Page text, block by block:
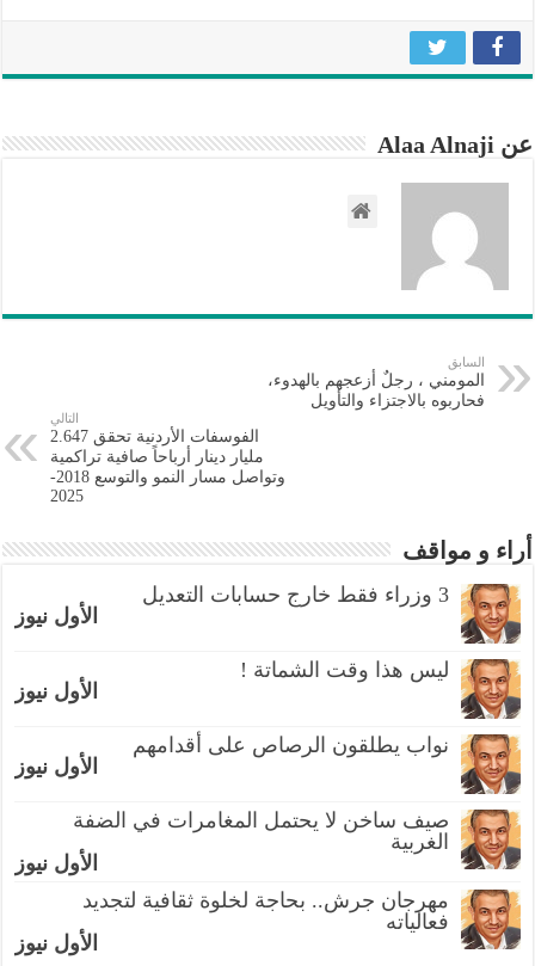
عن Alaa Alnaji
السابق
المومني ، رجلٌ أزعجهم بالهدوء،
فحاربوه بالاجتزاء والتأويل
التالي
الفوسفات الأردنية تحقق 2.647
مليار دينار أرباحاً صافية تراكمية
وتواصل مسار النمو والتوسع 2018-
2025
أراء و مواقف
3 وزراء فقط خارج حسابات التعديل
الأول نيوز
ليس هذا وقت الشماتة !
الأول نيوز
نواب يطلقون الرصاص على أقدامهم
الأول نيوز
صيف ساخن لا يحتمل المغامرات في الضفة
الغربية
الأول نيوز
مهرجان جرش.. بحاجة لخلوة ثقافية لتجديد
فعالياته
الأول نيوز